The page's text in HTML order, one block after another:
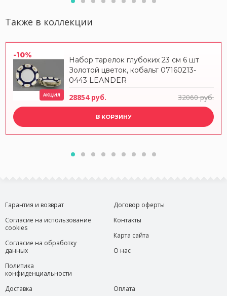
Также в коллекции
-10%
АКЦИЯ
Набор тарелок глубоких 23 см 6 шт
Золотой цветок, кобальт 07160213-
0443 LEANDER
28854 руб. 32060 руб.
В КОРЗИНУ
Гарантия и возврат
Согласие на использование
cookies
Согласие на обработку
данных
Политика
конфиденциальности
Договор оферты
Контакты
Карта сайта
О нас
Доставка
Оплата